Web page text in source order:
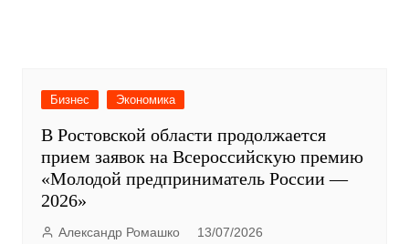
Бизнес Экономика
В Ростовской области продолжается
прием заявок на Всероссийскую премию
«Молодой предприниматель России —
2026»
Александр Ромашко 13/07/2026